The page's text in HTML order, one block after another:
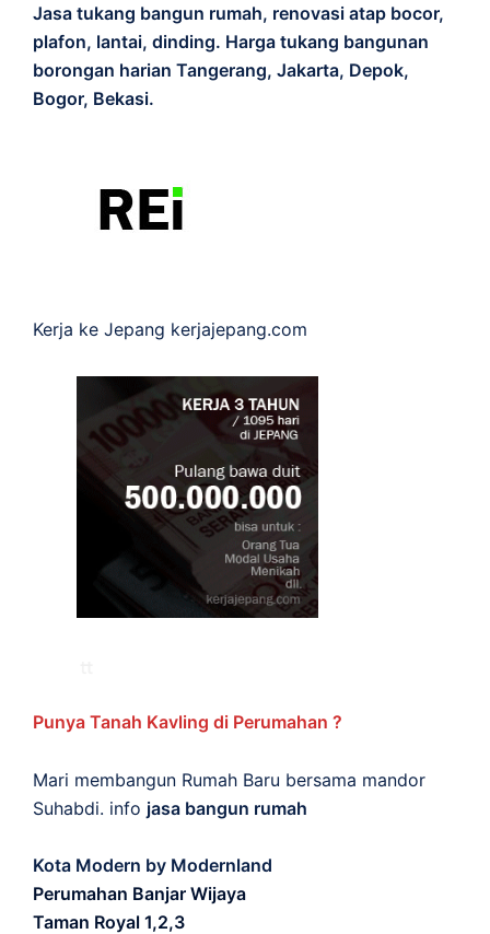
Jasa tukang bangun rumah, renovasi atap bocor,
plafon, lantai, dinding. Harga tukang bangunan
borongan harian Tangerang, Jakarta, Depok,
Bogor, Bekasi.
Kerja ke Jepang kerjajepang.com
Punya Tanah Kavling di Perumahan ?
Mari membangun Rumah Baru bersama mandor
Suhabdi. info jasa bangun rumah
Kota Modern by Modernland
Perumahan Banjar Wijaya
Taman Royal 1,2,3